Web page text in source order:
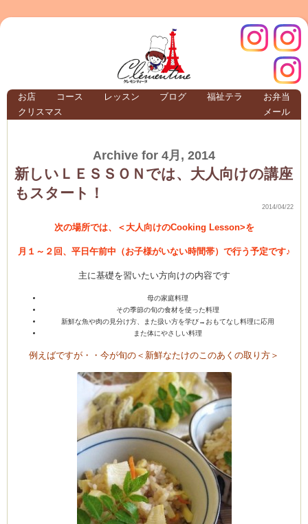
クレモンティーヌ –
新百合ヶ丘の料理教
お店 コース レッスン ブログ 福祉テラ
お弁当
クリスマス
メール
インス
クレモ
ンティ
Archive for 4月, 2014
新しいＬＥＳＳＯＮでは、大人向けの講座
もスタート！
2014/04/22
次の場所では、＜大人向けのCooking Lesson>を
月１～２回、平日午前中（お子様がいない時間帯）で行う予定です♪
主に基礎を習いたい方向けの内容です
母の家庭料理
その季節の旬の食材を使った料理
新鮮な魚や肉の見分け方、また扱い方を学び→おもてなし料理に応用
また体にやさしい料理
例えばですが・・今が旬の＜新鮮なたけのこのあくの取り方＞